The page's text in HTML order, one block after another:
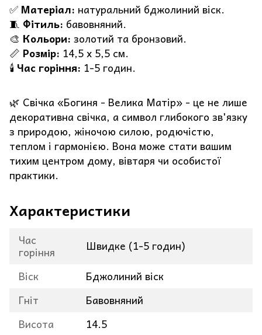
✅Матеріал: натуральний бджолиний віск.
🧵 Фітиль: бавовняний.
🎨 Кольори: золотий та бронзовий.
📏 Розмір: 14,5 х 5,5 см.
🕯️ Час горіння: 1-5 годин.
🌿 Свічка «Богиня - Велика Матір» - це не лише
декоративна свічка, а символ глибокого зв'язку
з природою, жіночою силою, родючістю,
теплом і гармонією. Вона може стати вашим
тихим центром дому, вівтаря чи особистої
практики.
Характеристики
Час
горіння
Швидке (1-5 годин)
Віск
Бджолиний віск
Гніт
Бавовняний
Висота
14.5